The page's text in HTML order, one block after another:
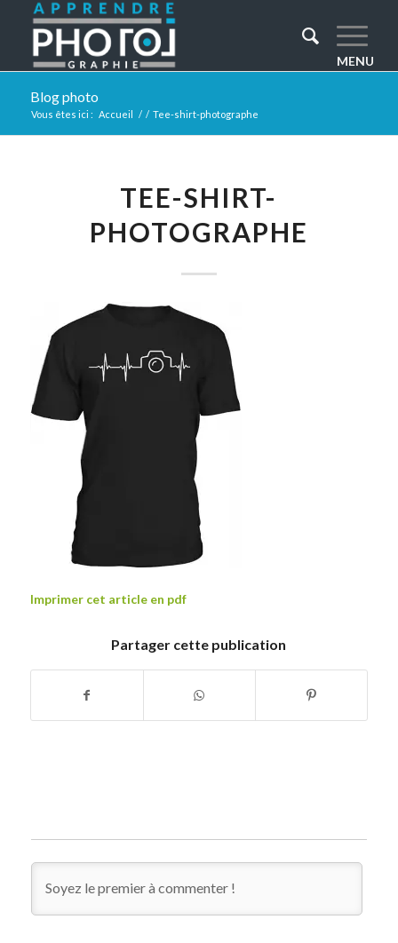
Blog photo
Vous êtes ici : Accueil / / Tee-shirt-photographe
TEE-SHIRT-
PHOTOGRAPHE
Imprimer cet article en pdf
Partager cette publication